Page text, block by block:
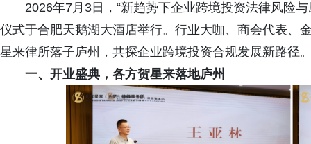
2026年7月3日，“新趋势下企业跨境投资法律风险
仪式于合肥天鹅湖大酒店举行。行业大咖、商会代表、
星来律所落子庐州，共探企业跨境投资合规发展新路径
一、开业盛典，各方贺星来落地庐州